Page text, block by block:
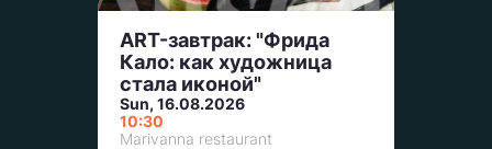
ART-завтрак: "Фрида
Кало: как художница
стала иконой"
Sun, 16.08.2026
10:30
Marivanna restaurant